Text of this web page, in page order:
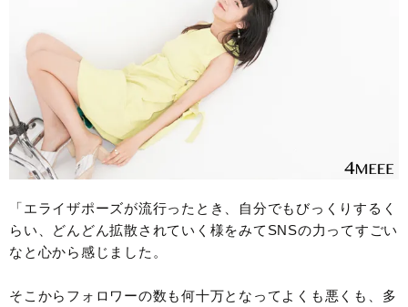
「エライザポーズが流行ったとき、自分でもびっくりするく
らい、どんどん拡散されていく様をみてSNSの力ってすごい
なと心から感じました。
そこからフォロワーの数も何十万となってよくも悪くも、多